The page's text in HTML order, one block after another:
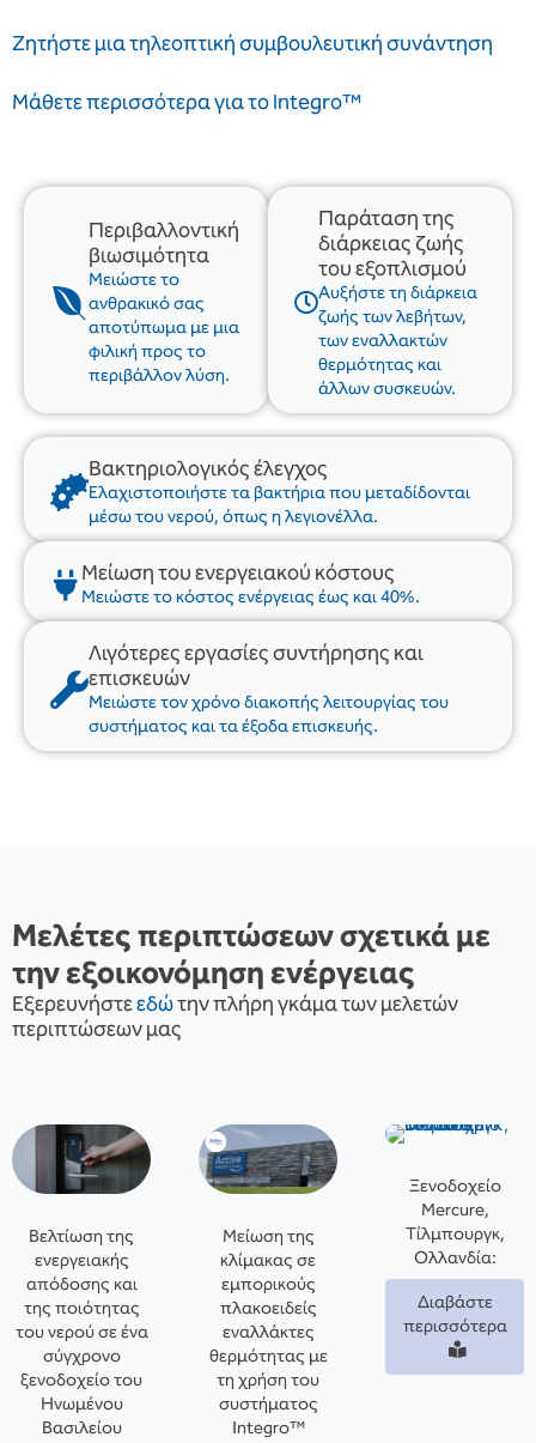
Ζητήστε μια τηλεοπτική συμβουλευτική συνάντηση
Μάθετε περισσότερα για το Integro™
Περιβαλλοντική
βιωσιμότητα
Μειώστε το
ανθρακικό σας
αποτύπωμα με μια
φιλική προς το
περιβάλλον λύση.
Παράταση της
διάρκειας ζωής
του εξοπλισμού
Αυξήστε τη διάρκεια
ζωής των λεβήτων,
των εναλλακτών
θερμότητας και
άλλων συσκευών.
Βακτηριολογικός έλεγχος
Ελαχιστοποιήστε τα βακτήρια που μεταδίδονται
μέσω του νερού, όπως η λεγιονέλλα.
Μείωση του ενεργειακού κόστους
Μειώστε το κόστος ενέργειας έως και 40%.
Λιγότερες εργασίες συντήρησης και
επισκευών
Μειώστε τον χρόνο διακοπής λειτουργίας του
συστήματος και τα έξοδα επισκευής.
Μελέτες περιπτώσεων σχετικά με
την εξοικονόμηση ενέργειας
Εξερευνήστεεδώτην πλήρη γκάμα των μελετών
περιπτώσεων μας
Βελτίωση της
ενεργειακής
απόδοσης και
της ποιότητας
του νερού σε ένα
σύγχρονο
ξενοδοχείο του
Ηνωμένου
Βασιλείου
Μείωση της
κλίμακας σε
εμπορικούς
πλακοειδείς
εναλλάκτες
θερμότητας με
τη χρήση του
συστήματος
Integro™
Ξενοδοχείο
Mercure,
Τίλμπουργκ,
Ολλανδία:
Διαβάστε
περισσότερα